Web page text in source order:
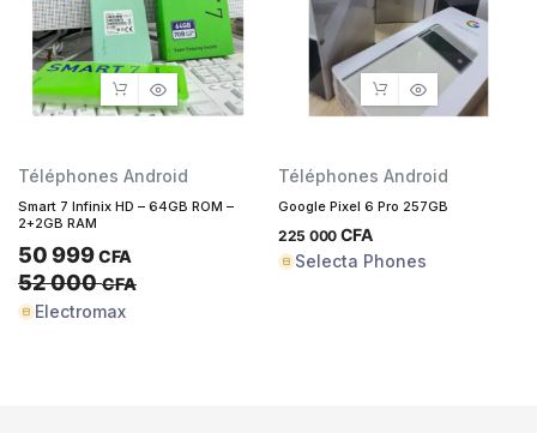
Téléphones Android
Smart 7 Infinix HD – 64GB ROM –
2+2GB RAM
50 999CFA
52 000CFA
Electromax
Téléphones Android
Google Pixel 6 Pro 257GB
225 000 CFA
Selecta Phones